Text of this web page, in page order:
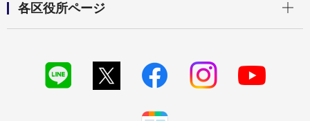
各区役所ページ